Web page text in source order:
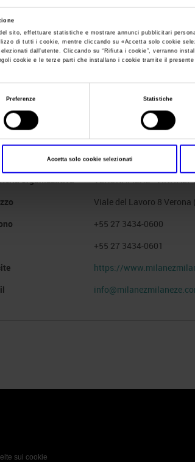
sito, effettuare statistiche e mostrare annunci pubblicitari
di tutti i cookie, mentre cliccando su «Accetta solo cookie
dall’utente. Cliccando su “Rifiuta i cookie”, verranno
cookie e le terze parti che installano i cookie tramite il
Preferenze Statistiche
Accetta solo cookie selezionati
della metalmeccanica, dell'energia
https://
info@mecshow.com.br
organizzativa
VERONAFIERE -
Viale del Lavoro 8 Verona
+55 27 3434-0600
+55 27 3434-0601
https://
sui cookie